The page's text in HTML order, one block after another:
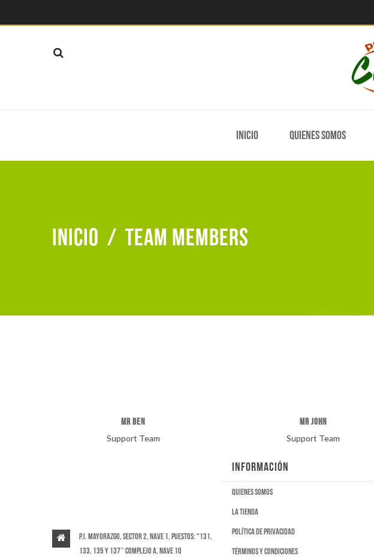
Inicio Quienes somos
Inicio / Team members
MR BEN
Support Team
MR JOHN
Support Team
P.I. Mayorazgo, Sector 2, Nave 1, puestos: “131,
133, 135 y 137″ Complejo A, Nave 10
INFORMACIÓN
Quienes somos
La tienda
Política de privacidad
Términos y condiciones